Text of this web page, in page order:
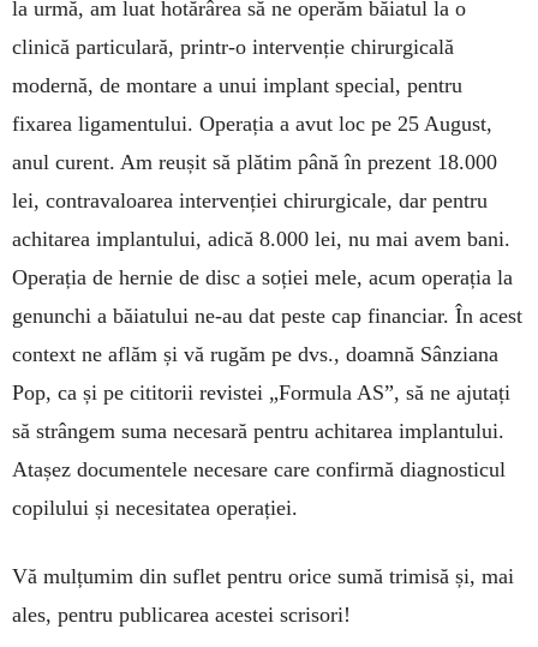
la urmă, am luat hotărârea să ne operăm băiatul la o
clinică particulară, printr-o intervenție chirurgicală
modernă, de montare a unui implant special, pentru
fixarea ligamentului. Operația a avut loc pe 25 August,
anul curent. Am re­ușit să plătim până în prezent 18.000
lei, contra­va­loarea intervenției chirurgicale, dar pentru
achita­rea implantului, adică 8.000 lei, nu mai avem bani.
Ope­rația de hernie de disc a soției mele, acum ope­rația la
genunchi a băiatului ne-au dat peste cap fi­nanciar. În acest
context ne aflăm și vă rugăm pe dvs., doamnă Sânziana
Pop, ca și pe cititorii revistei „Formula AS”, să ne ajutați
să strângem suma nece­sară pentru achitarea implantului.
Atașez documen­tele necesare care confirmă diagnosticul
copilului și necesitatea operației.
Vă mulțumim din suflet pentru orice sumă tri­misă și, mai
ales, pentru publicarea acestei scrisori!